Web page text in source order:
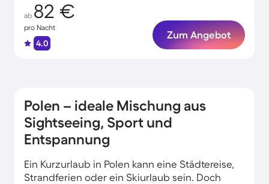
ab 82 €
pro Nacht
4.0
Zum Angebot
Polen – ideale Mischung aus
Sightseeing, Sport und
Entspannung
Ein Kurzurlaub in Polen kann eine Städtereise,
Strandferien oder ein Skiurlaub sein. Doch